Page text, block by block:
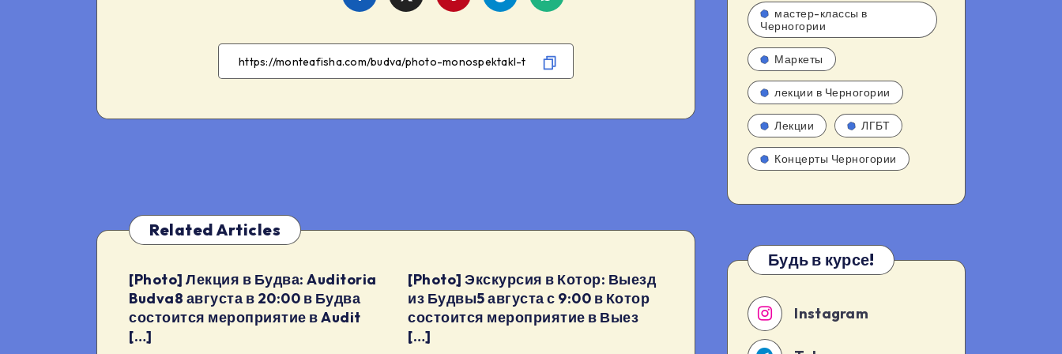
FacebookTwitter
TelegramWhatsApp
Related Articles
[Photo] Лекция в Будва: Auditoria
Budva8 августа в 20:00 в Будва
состоится мероприятие в Audit
[…]
[Photo] Экскурсия в Котор: Выезд
из Будвы5 августа с 9:00 в Котор
состоится мероприятие в Выез
[…]
мастер-классы в
Черногории
Маркеты
лекции в Черногории
Лекции ЛГБТ
Концерты Черногории
Будь в курсе!
Instagram